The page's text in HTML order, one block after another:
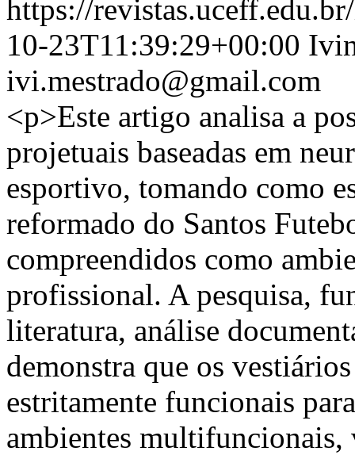
https://
10-23T11:39:29+00:00
ivi.mestrado@gmail.com
<p>Este artigo analisa a
projetuais baseadas em
esportivo, tomando como
reformado do Santos
compreendidos como
profissional. A pesquisa,
literatura, análise
demonstra que os
estritamente funcionais
ambientes multifuncionais,